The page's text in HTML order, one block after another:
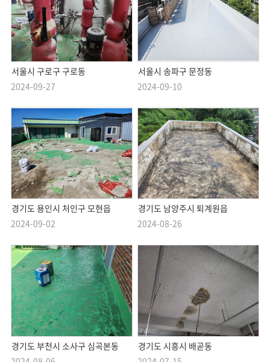
서울시 구로구 구로동
2024-09-27
서울시 송파구 문정동
2024-09-10
경기도 용인시 처인구 모현읍
2024-09-02
경기도 남양주시 퇴계원읍
2024-08-26
경기도 부천시 소사구 심곡본동
경기도 시흥시 배곧동